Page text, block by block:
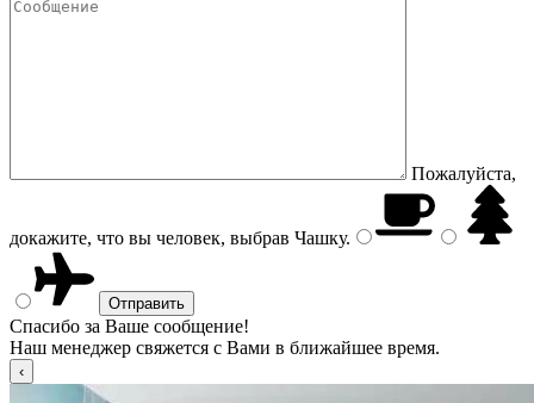
Пожалуйста,
докажите, что вы человек, выбрав Чашку.
Спасибо за Ваше сообщение!
Наш менеджер свяжется с Вами в ближайшее время.